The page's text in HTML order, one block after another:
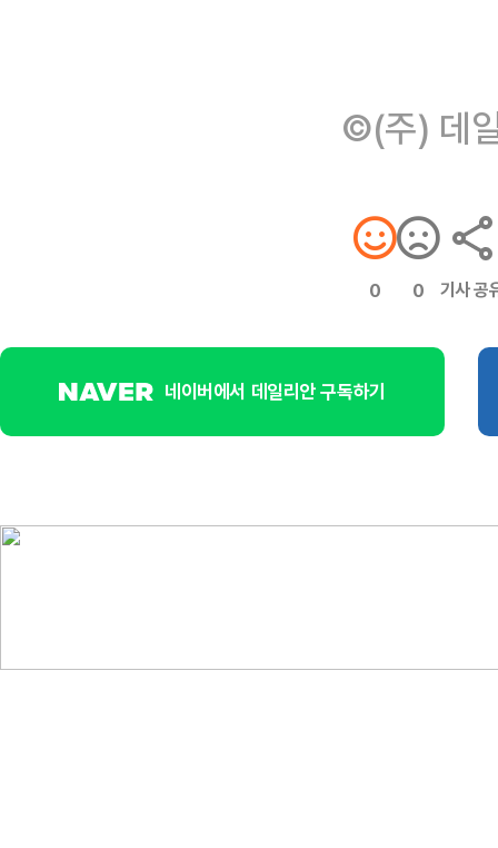
©(주) 데
0 0 기사 공
네이버에서 데일리안 구독하기